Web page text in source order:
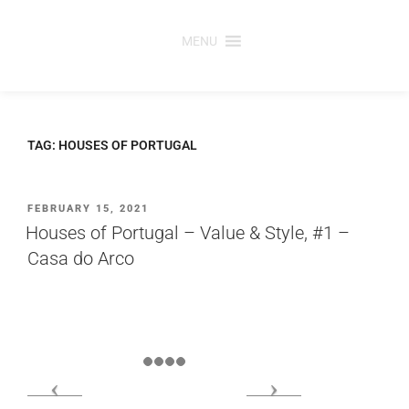
MENU
TAG: HOUSES OF PORTUGAL
PUBLICADO
EM
FEBRUARY 15, 2021
Houses of Portugal – Value & Style, #1 –
Casa do Arco